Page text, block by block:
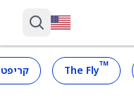
™
The Fly